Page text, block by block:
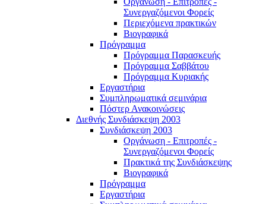
Συνεργαζόμενοι Φορείς
Περιεχόμενα πρακτικών
Βιογραφικά
Πρόγραμμα
Πρόγραμμα Παρασκευής
Πρόγραμμα Σαββάτου
Πρόγραμμα Κυριακής
Εργαστήρια
Συμπληρωματικά σεμινάρια
Πόστερ Ανακοινώσεις
Διεθνής Συνδιάσκεψη 2003
Συνδιάσκεψη 2003
Οργάνωση - Επιτροπές -
Συνεργαζόμενοι Φορείς
Πρακτικά της Συνδιάσκεψης
Βιογραφικά
Πρόγραμμα
Εργαστήρια